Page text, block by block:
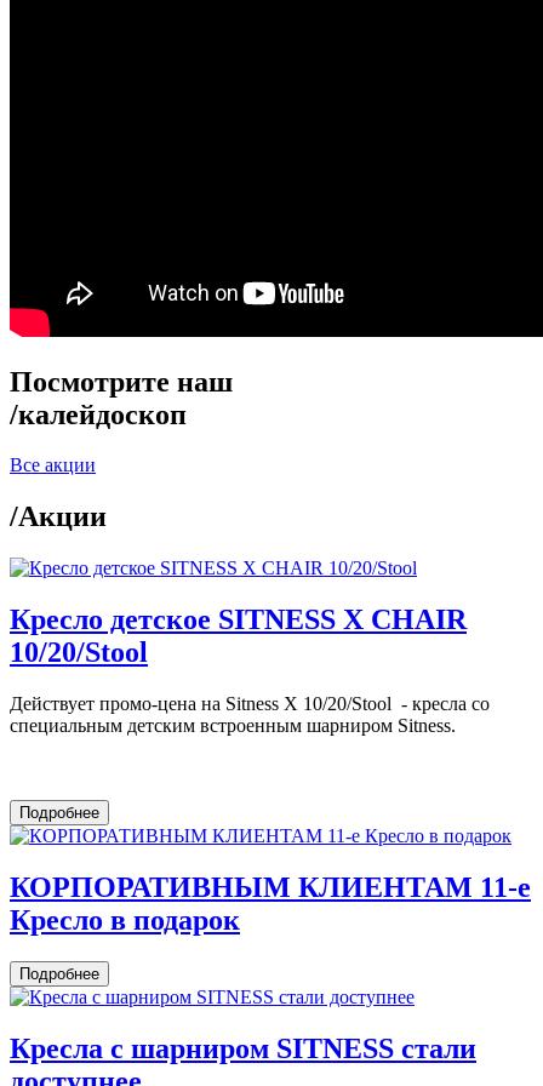
Посмотрите наш
/калейдоскоп
Все акции
/Акции
Кресло детское SITNESS X CHAIR
10/20/Stool
Действует промо-цена на Sitness X 10/20/Stool - кресла со
специальным детским встроенным шарниром Sitness.
Подробнее
КОРПОРАТИВНЫМ КЛИЕНТАМ 11-е
Кресло в подарок
Подробнее
Кресла c шарниром SITNESS стали